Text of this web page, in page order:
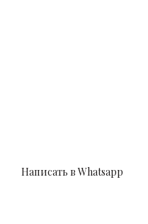
Написать в Whatsapp